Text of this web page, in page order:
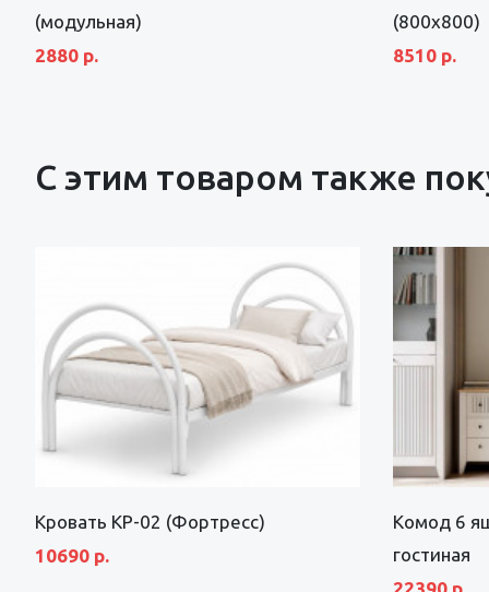
(модульная)
2880 р.
(800х800)
8510 р.
С этим товаром также
Кровать КР-02 (Фортресс)
10690 р.
Комод 6
гостиная